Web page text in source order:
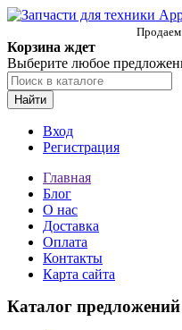
Корзина ждет
Выберите любое
Найти
Вход
Регистрация
Главная
Блог
О нас
Доставка
Оплата
Контакты
Карта сайта
Каталог предложений